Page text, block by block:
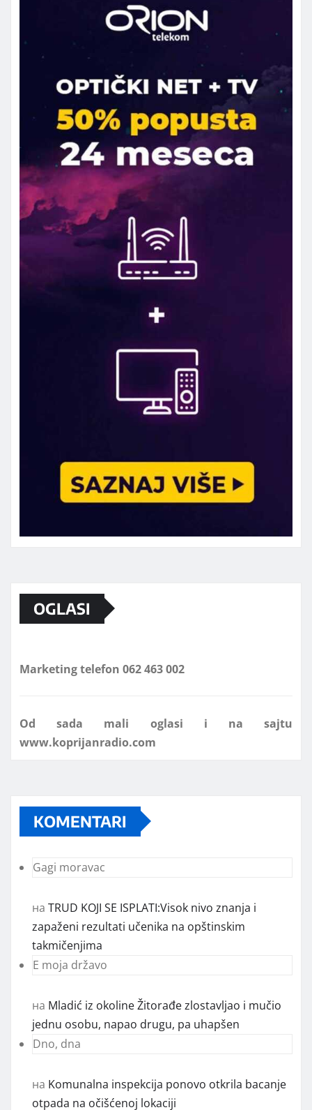
OGLASI
KOMENTARI
Gagi moravac
на TRUD KOJI SE ISPLATI:Visok nivo znanja i
zapaženi rezultati učenika na opštinskim
takmičenjima
E moja državo
на Mladić iz okoline Žitorađe zlostavljao i mučio
jednu osobu, napao drugu, pa uhapšen
Dno, dna
на Komunalna inspekcija ponovo otkrila bacanje
otpada na očišćenoj lokaciji